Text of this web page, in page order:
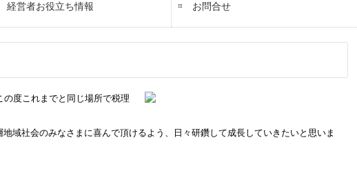
経営者お役立ち情報
経営者オススメ情報
税務カレンダー
お問合せ
度これまでと同じ場所で税理
域社会のみなさまに喜んで頂けるよう、日々研鑽して成長していきたいと思いま